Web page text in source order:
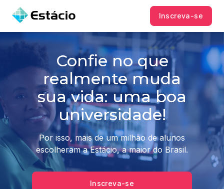
Inscreva-se
Confie no que
realmente muda
sua vida: uma boa
universidade!
Por isso, mais de um milhão de alunos
escolheram a Estácio, a maior do Brasil.
Inscreva-se